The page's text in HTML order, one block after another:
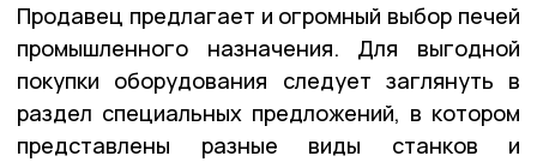
Продавец предлагает и огромный выбор печей
промышленного назначения. Для выгодной
покупки оборудования следует заглянуть в
раздел специальных предложений, в котором
представлены разные виды станков и